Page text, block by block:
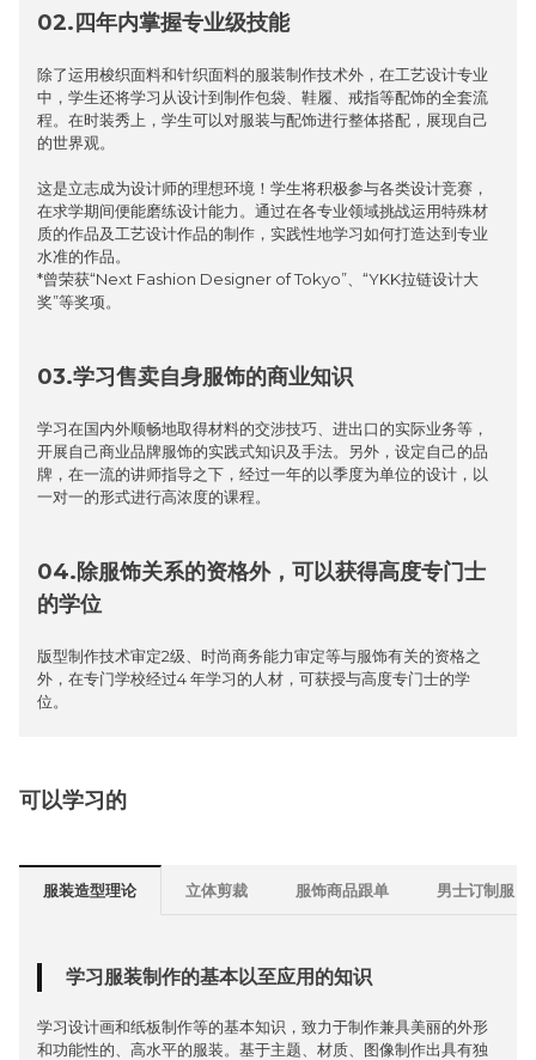
02.四年内掌握专业级技能
除了运用梭织面料和针织面料的服装制作技术外，在工艺设计专业
中，学生还将学习从设计到制作包袋、鞋履、戒指等配饰的全套流
程。在时装秀上，学生可以对服装与配饰进行整体搭配，展现自己
的世界观。
这是立志成为设计师的理想环境！学生将积极参与各类设计竞赛，
在求学期间便能磨练设计能力。通过在各专业领域挑战运用特殊材
质的作品及工艺设计作品的制作，实践性地学习如何打造达到专业
水准的作品。
*曾荣获“Next Fashion Designer of Tokyo”、“YKK拉链设计大
奖”等奖项。
03.学习售卖自身服饰的商业知识
学习在国内外顺畅地取得材料的交涉技巧、进出口的实际业务等，
开展自己商业品牌服饰的实践式知识及手法。另外，设定自己的品
牌，在一流的讲师指导之下，经过一年的以季度为单位的设计，以
一对一的形式进行高浓度的课程。
04.除服饰关系的资格外，可以获得高度专门士
的学位
版型制作技术审定2级、时尚商务能力审定等与服饰有关的资格之
外，在专门学校经过4 年学习的人材，可获授与高度专门士的学
位。
可以学习的
服装造型理论 立体剪裁 服饰商品跟单 男士订制服
学习服装制作的基本以至应用的知识
学习设计画和纸板制作等的基本知识，致力于制作兼具美丽的外形
和功能性的、高水平的服装。基于主题、材质、图像制作出具有独